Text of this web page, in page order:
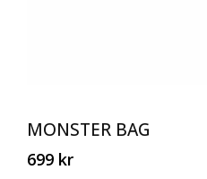
MONSTER BAG
699 kr